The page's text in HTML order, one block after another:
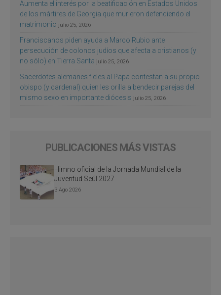
Aumenta el interés por la beatificación en Estados Unidos
de los mártires de Georgia que murieron defendiendo el
matrimonio julio 25, 2026
Franciscanos piden ayuda a Marco Rubio ante
persecución de colonos judíos que afecta a cristianos (y
no sólo) en Tierra Santa julio 25, 2026
Sacerdotes alemanes fieles al Papa contestan a su propio
obispo (y cardenal) quien les orilla a bendecir parejas del
mismo sexo en importante diócesis julio 25, 2026
PUBLICACIONES MÁS VISTAS
Himno oficial de la Jornada Mundial de la
Juventud Seúl 2027
3 Ago 2026